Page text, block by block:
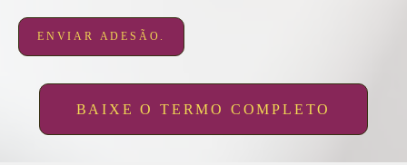
ENVIAR ADESÃO.
BAIXE O TERMO COMPLETO